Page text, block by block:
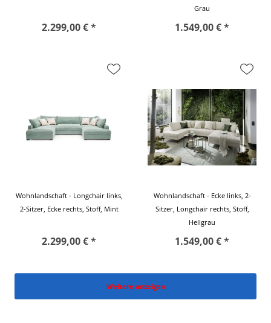
2.299,00 € *
Grau
1.549,00 € *
Wohnlandschaft - Longchair links,
2-Sitzer, Ecke rechts, Stoff, Mint
2.299,00 € *
Wohnlandschaft - Ecke links, 2-
Sitzer, Longchair rechts, Stoff,
Hellgrau
1.549,00 € *
Weitere anzeigen